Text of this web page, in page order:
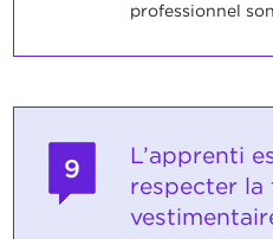
professionnel
9
L’apprenti
respecter la